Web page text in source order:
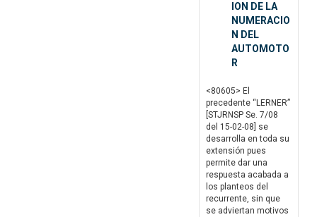
ION DE LA
NUMERACIO
N DEL
AUTOMOTO
R
<80605> El
precedente “LERNER”
[STJRNSP Se. 7/08
del 15-02-08] se
desarrolla en toda su
extensión pues
permite dar una
respuesta acabada a
los planteos del
recurrente, sin que
se adviertan motivos